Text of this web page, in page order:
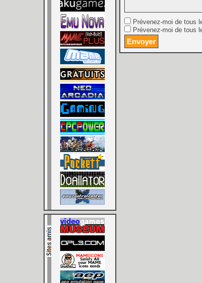
Prévenez-moi de tous
Prévenez-moi de tous